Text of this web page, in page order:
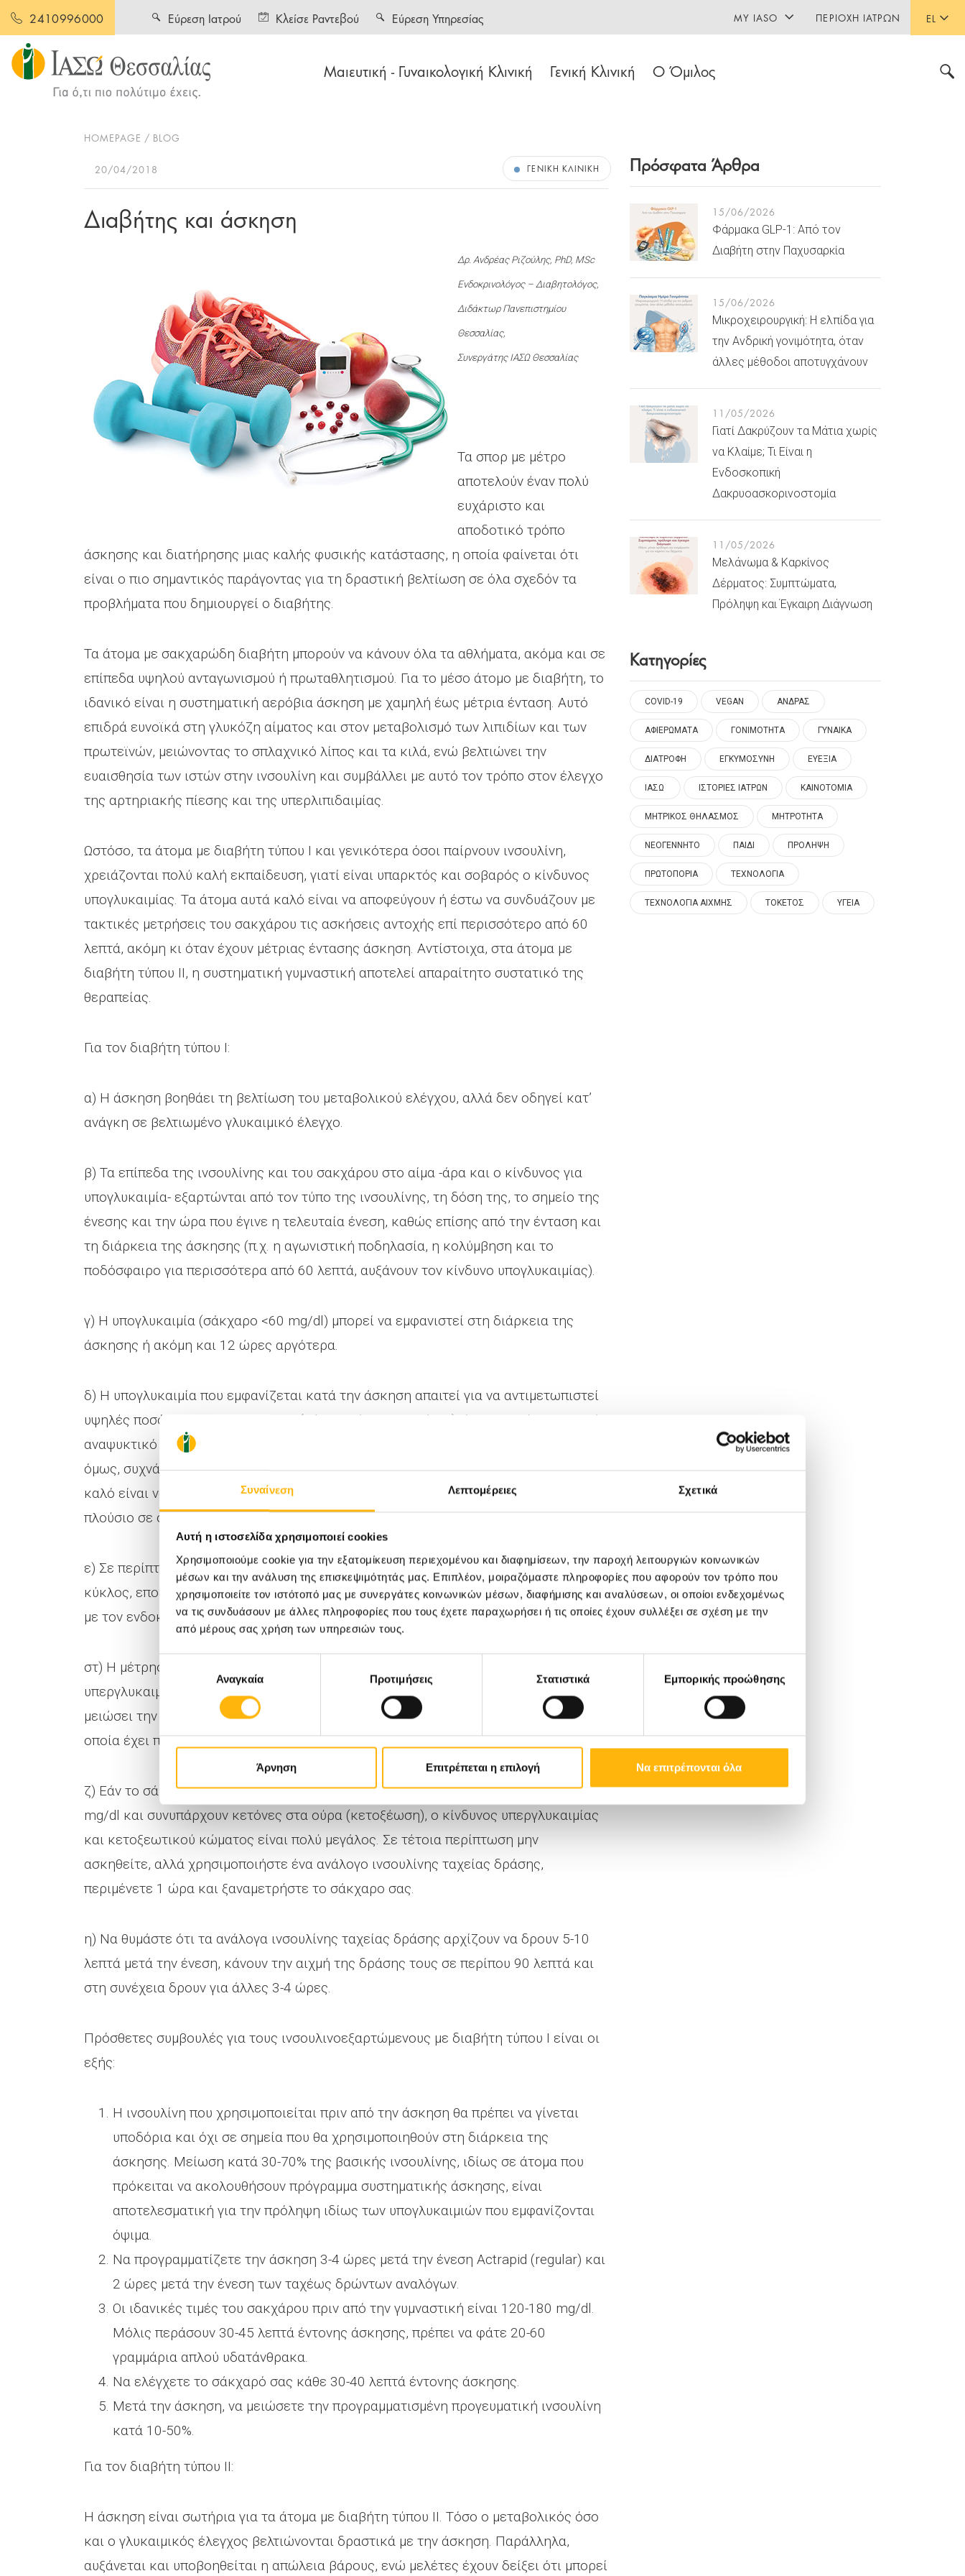
Συναίνεση Λεπτομέρειες Σχετικά
Αυτή η ιστοσελίδα χρησιμοποιεί cookies
Χρησιμοποιούμε cookie για την εξατομίκευση περιεχομένου και διαφημίσεων, την παροχή λειτουργιών κοινωνικών
μέσων και την ανάλυση της επισκεψιμότητάς μας. Επιπλέον, μοιραζόμαστε πληροφορίες που αφορούν τον τρόπο που
χρησιμοποιείτε τον ιστότοπό μας με συνεργάτες κοινωνικών μέσων, διαφήμισης και αναλύσεων, οι οποίοι ενδεχομένως
να τις συνδυάσουν με άλλες πληροφορίες που τους έχετε παραχωρήσει ή τις οποίες έχουν συλλέξει σε σχέση με την
από μέρους σας χρήση των υπηρεσιών τους.
Επιλογή
συγκατάθεσηςΑναγκαία Προτιμήσεις Στατιστικά Εμπορικής προώθησης
Άρνηση Επιτρέπεται η επιλογή Να επιτρέπονται όλα
2410996000 EL
Μαιευτική - Γυναικολογική Κλινική Γενική Κλινική Ο Όμιλος
Εύρεση Ιατρού Κλείσε Ραντεβού Εύρεση Υπηρεσίας MY IASO ΠΕΡΙΟΧΉ ΙΑΤΡΏΝ
HOMEPAGE BLOG
20/04/2018 ΓΕΝΙΚΉ ΚΛΙΝΙΚΉ
Διαβήτης και άσκηση
Δρ. Ανδρέας Ριζούλης, PhD, MSc
Ενδοκρινολόγος – Διαβητολόγος,
Διδάκτωρ Πανεπιστημίου
Θεσσαλίας,
Συνεργάτης ΙΑΣΩ Θεσσαλίας
Τα σπορ με μέτρο
αποτελούν έναν πολύ
ευχάριστο και
αποδοτικό τρόπο
άσκησης και διατήρησης μιας καλής φυσικής κατάστασης, η οποία φαίνεται ότι
είναι ο πιο σημαντικός παράγοντας για τη δραστική βελτίωση σε όλα σχεδόν τα
προβλήματα που δημιουργεί ο διαβήτης.
Τα άτομα με σακχαρώδη διαβήτη μπορούν να κάνουν όλα τα αθλήματα, ακόμα και σε
επίπεδα υψηλού ανταγωνισμού ή πρωταθλητισμού. Για το μέσο άτομο με διαβήτη, το
ιδανικό είναι η συστηματική αερόβια άσκηση με χαμηλή έως μέτρια ένταση. Αυτό
επιδρά ευνοϊκά στη γλυκόζη αίματος και στον μεταβολισμό των λιπιδίων και των
πρωτεϊνών, μειώνοντας το σπλαχνικό λίπος και τα κιλά, ενώ βελτιώνει την
ευαισθησία των ιστών στην ινσουλίνη και συμβάλλει με αυτό τον τρόπο στον έλεγχο
της αρτηριακής πίεσης και της υπερλιπιδαιμίας.
Ωστόσο, τα άτομα με διαβήτη τύπου Ι και γενικότερα όσοι παίρνουν ινσουλίνη,
χρειάζονται πολύ καλή εκπαίδευση, γιατί είναι υπαρκτός και σοβαρός ο κίνδυνος
υπογλυκαιμίας. Τα άτομα αυτά καλό είναι να αποφεύγουν ή έστω να συνδυάζουν με
τακτικές μετρήσεις του σακχάρου τις ασκήσεις αντοχής επί περισσότερο από 60
λεπτά, ακόμη κι όταν έχουν μέτριας έντασης άσκηση. Αντίστοιχα, στα άτομα με
διαβήτη τύπου ΙΙ, η συστηματική γυμναστική αποτελεί απαραίτητο συστατικό της
θεραπείας.
Για τον διαβήτη τύπου Ι:
α) Η άσκηση βοηθάει τη βελτίωση του μεταβολικού ελέγχου, αλλά δεν οδηγεί κατ’
ανάγκη σε βελτιωμένο γλυκαιμικό έλεγχο.
β) Τα επίπεδα της ινσουλίνης και του σακχάρου στο αίμα -άρα και ο κίνδυνος για
υπογλυκαιμία- εξαρτώνται από τον τύπο της ινσουλίνης, τη δόση της, το σημείο της
ένεσης και την ώρα που έγινε η τελευταία ένεση, καθώς επίσης από την ένταση και
τη διάρκεια της άσκησης (π.χ. η αγωνιστική ποδηλασία, η κολύμβηση και το
ποδόσφαιρο για περισσότερα από 60 λεπτά, αυξάνουν τον κίνδυνο υπογλυκαιμίας).
γ) Η υπογλυκαιμία (σάκχαρο <60 mg/dl) μπορεί να εμφανιστεί στη διάρκεια της
άσκησης ή ακόμη και 12 ώρες αργότερα.
δ) Η υπογλυκαιμία που εμφανίζεται κατά την άσκηση απαιτεί για να αντιμετωπιστεί
υψηλές ποσότητες υδατανθράκων (πάνω από 50 γραμμάρια), όπως 1/2 έως 1 κουτί
αναψυκτικό με ζάχαρη, 2-3 καραμέλες, 1 μικρό κουτί φυσικό χυμό, κτλ. Επειδή,
όμως, συχνά η υπογλυκαιμία επανέρχεται και μάλιστα σε σύντομο χρονικό διάστημα,
καλό είναι να καταναλώνεται 15 λεπτά αργότερα ένα δεύτερο ελαφρύ γεύμα,
πλούσιο σε σύνθετους υδατάνθρακες, όπως φρούτο, ξηροί καρποί κτλ.
ε) Σε περίπτωση επανειλημμένων υπογλυκαιμιών δημιουργείται ένας φαύλος
κύκλος, επομένως το άτομο πρέπει να διακόψει την άσκηση και να επικοινωνήσει
με τον ενδοκρινολόγο του.
στ) Η μέτρηση του σακχάρου πριν από την άσκηση είναι επιβεβλημένη. Η
υπεργλυκαιμία είναι πιθανότερο να εκδηλωθεί όταν το άτομο έχει παραλείψει ή
μειώσει την προηγούμενη δόση ινσουλίνης ή εάν πάσχει από μία φλεγμονή, την
οποία έχει παραμελήσει (π.χ. γρίπη, εμπύρετες καταστάσεις κτλ.).
ζ) Εάν το σάκχαρο πριν από την άσκηση είναι πάνω από 300 mg/dl ή πάνω από 250
mg/dl και συνυπάρχουν κετόνες στα ούρα (κετοξέωση), ο κίνδυνος υπεργλυκαιμίας
και κετοξεωτικού κώματος είναι πολύ μεγάλος. Σε τέτοια περίπτωση μην
ασκηθείτε, αλλά χρησιμοποιήστε ένα ανάλογο ινσουλίνης ταχείας δράσης,
περιμένετε 1 ώρα και ξαναμετρήστε το σάκχαρο σας.
η) Να θυμάστε ότι τα ανάλογα ινσουλίνης ταχείας δράσης αρχίζουν να δρουν 5-10
λεπτά μετά την ένεση, κάνουν την αιχμή της δράσης τους σε περίπου 90 λεπτά και
στη συνέχεια δρουν για άλλες 3-4 ώρες.
Πρόσθετες συμβουλές για τους ινσουλινοεξαρτώμενους με διαβήτη τύπου Ι είναι οι
εξής:
Η ινσουλίνη που χρησιμοποιείται πριν από την άσκηση θα πρέπει να γίνεται
υποδόρια και όχι σε σημεία που θα χρησιμοποιηθούν στη διάρκεια της
άσκησης. Μείωση κατά 30-70% της βασικής ινσουλίνης, ιδίως σε άτομα που
πρόκειται να ακολουθήσουν πρόγραμμα συστηματικής άσκησης, είναι
αποτελεσματική για την πρόληψη ιδίως των υπογλυκαιμιών που εμφανίζονται
όψιμα.
Να προγραμματίζετε την άσκηση 3-4 ώρες μετά την ένεση Αctrapid (regular) και
2 ώρες μετά την ένεση των ταχέως δρώντων αναλόγων.
Οι ιδανικές τιμές του σακχάρου πριν από την γυμναστική είναι 120-180 mg/dl.
Μόλις περάσουν 30-45 λεπτά έντονης άσκησης, πρέπει να φάτε 20-60
γραμμάρια απλού υδατάνθρακα.
Να ελέγχετε το σάκχαρό σας κάθε 30-40 λεπτά έντονης άσκησης.
Μετά την άσκηση, να μειώσετε την προγραμματισμένη προγευματική ινσουλίνη
κατά 10-50%.
Για τον διαβήτη τύπου ΙΙ:
Η άσκηση είναι σωτήρια για τα άτομα με διαβήτη τύπου ΙΙ. Τόσο ο μεταβολικός όσο
και ο γλυκαιμικός έλεγχος βελτιώνονται δραστικά με την άσκηση. Παράλληλα,
αυξάνεται και υποβοηθείται η απώλεια βάρους, ενώ μελέτες έχουν δείξει ότι μπορεί
Πρόσφατα Άρθρα
15/06/2026
Φάρμακα GLP-1: Από τον
Διαβήτη στην Παχυσαρκία
15/06/2026
Μικροχειρουργική: Η ελπίδα για
την Ανδρική γονιμότητα, όταν
άλλες μέθοδοι αποτυγχάνουν
11/05/2026
Γιατί Δακρύζουν τα Μάτια χωρίς
να Κλαίμε; Τι Είναι η
Ενδοσκοπική
Δακρυοασκορινοστομία
11/05/2026
Μελάνωμα & Καρκίνος
Δέρματος: Συμπτώματα,
Πρόληψη και Έγκαιρη Διάγνωση
Κατηγορίες
COVID-19 VEGAN ΑΝΔΡΑΣ
ΑΦΙΕΡΩΜΑΤΑ ΓΟΝΙΜΟΤΗΤΑ ΓΥΝΑΙΚΑ
ΔΙΑΤΡΟΦΗ ΕΓΚΥΜΟΣΥΝΗ ΕΥΕΞΙΑ
ΙΑΣΩ ΙΣΤΟΡΙΕΣ ΙΑΤΡΩΝ ΚΑΙΝΟΤΟΜΙΑ
ΜΗΤΡΙΚΟΣ ΘΗΛΑΣΜΟΣ ΜΗΤΡΟΤΗΤΑ
ΝΕΟΓΕΝΝΗΤΟ ΠΑΙΔΙ ΠΡΟΛΗΨΗ
ΠΡΩΤΟΠΟΡΙΑ ΤΕΧΝΟΛΟΓΙΑ
ΤΕΧΝΟΛΟΓΙΑ ΑΙΧΜΗΣ ΤΟΚΕΤΟΣ ΥΓΕΙΑ